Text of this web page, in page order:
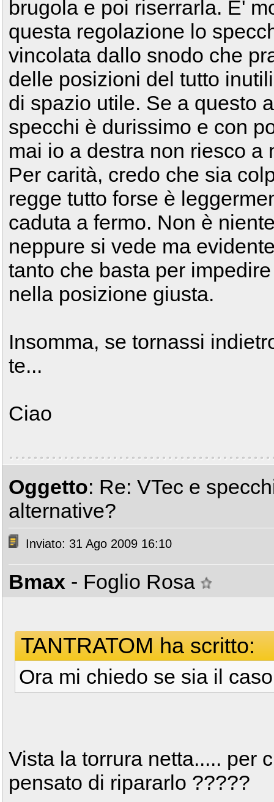
brugola e poi riserrarla. E'
questa regolazione lo
vincolata dallo snodo che
delle posizioni del tutto
di spazio utile. Se a questo
specchi è durissimo e con
mai io a destra non riesco
Per carità, credo che sia
regge tutto forse è
caduta a fermo. Non è
neppure si vede ma
tanto che basta per
nella posizione giusta.
Insomma, se tornassi
te...
Ciao
Oggetto: Re: VTec e
alternative?
Inviato: 31 Ago 2009 16:10
Bmax - Foglio Rosa
TANTRATOM ha scritto:
Ora mi chiedo se sia il
Vista la torrura netta..... per
pensato di ripararlo ?????